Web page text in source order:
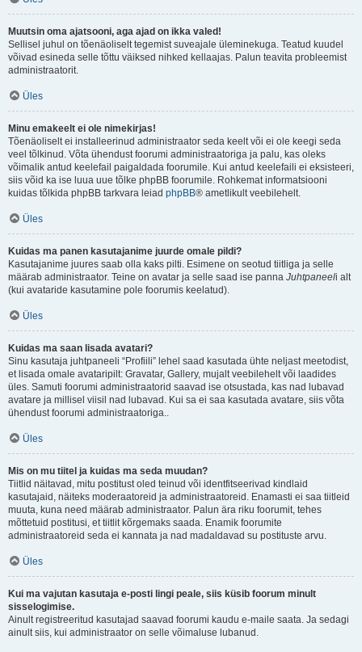
Muutsin oma ajatsooni, aga ajad on ikka valed!
Sellisel juhul on tõenäoliselt tegemist suveajale üleminekuga. Teatud kuudel
võivad esineda selle tõttu väiksed nihked kellaajas. Palun teavita probleemist
administraatorit.
Üles
Minu emakeelt ei ole nimekirjas!
Tõenäoliselt ei installeerinud administraator seda keelt või ei ole keegi seda
veel tõlkinud. Võta ühendust foorumi administraatoriga ja palu, kas oleks
võimalik antud keelefail paigaldada foorumile. Kui antud keelefaili ei eksisteeri,
siis võid ka ise luua uue tõlke phpBB foorumile. Rohkemat informatsiooni
kuidas tõlkida phpBB tarkvara leiad phpBB® ametlikult veebilehelt.
Üles
Kuidas ma panen kasutajanime juurde omale pildi?
Kasutajanime juures saab olla kaks pilti. Esimene on seotud tiitliga ja selle
määrab administraator. Teine on avatar ja selle saad ise panna Juhtpaneeli alt
(kui avataride kasutamine pole foorumis keelatud).
Üles
Kuidas ma saan lisada avatari?
Sinu kasutaja juhtpaneeli “Profiili” lehel saad kasutada ühte neljast meetodist,
et lisada omale avataripilt: Gravatar, Gallery, mujalt veebilehelt või laadides
üles. Samuti foorumi administraatorid saavad ise otsustada, kas nad lubavad
avatare ja millisel viisil nad lubavad. Kui sa ei saa kasutada avatare, siis võta
ühendust foorumi administraatoriga..
Üles
Mis on mu tiitel ja kuidas ma seda muudan?
Tiitlid näitavad, mitu postitust oled teinud või identfitseerivad kindlaid
kasutajaid, näiteks moderaatoreid ja administraatoreid. Enamasti ei saa tiitleid
muuta, kuna need määrab administraator. Palun ära riku foorumit, tehes
mõttetuid postitusi, et tiitlit kõrgemaks saada. Enamik foorumite
administraatoreid seda ei kannata ja nad madaldavad su postituste arvu.
Üles
Kui ma vajutan kasutaja e-posti lingi peale, siis küsib foorum minult
sisselogimise.
Ainult registreeritud kasutajad saavad foorumi kaudu e-maile saata. Ja sedagi
ainult siis, kui administraator on selle võimaluse lubanud.